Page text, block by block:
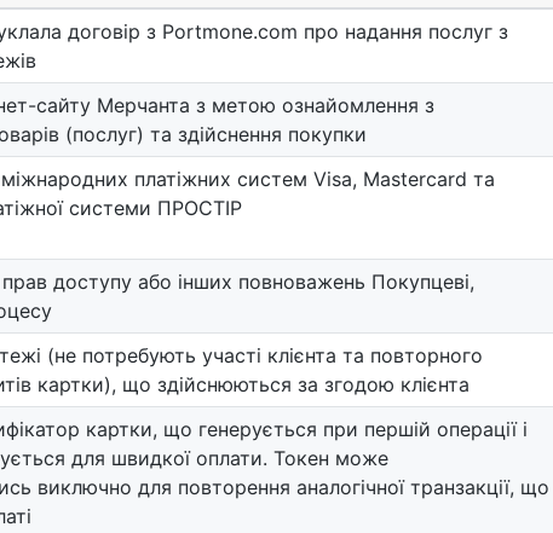
договір з Portmone.com про надання послуг з
сайту Мерчанта з метою ознайомлення з
(послуг) та здійснення покупки
міжнародних платіжних систем Visa, Mastercard та
системи ПРОСТІР
доступу або інших повноважень Покупцеві,
(не потребують участі клієнта та повторного
картки), що здійснюються за згодою клієнта
картки, що генерується при першій операції і
для швидкої оплати. Токен може
виключно для повторення аналогічної транзакції, що